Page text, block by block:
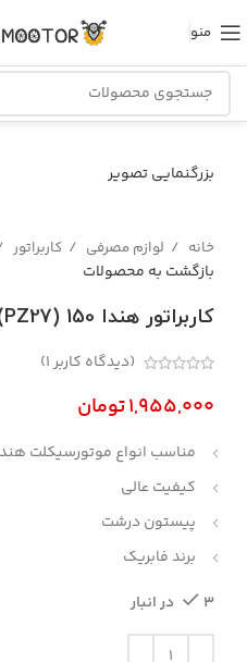
منو
بزرگنمایی تصویر
خانه لوازم مصرفی کاربراتور
بازگشت به محصولات
کاربراتور هندا 150 (PZ27) کوکما
(دیدگاه کاربر1
)
تومان
مناسب انواع موتورسیکلت هندا 150 و
کیفیت عالی
پیستون درشت
برند فابریک
3 در انبار